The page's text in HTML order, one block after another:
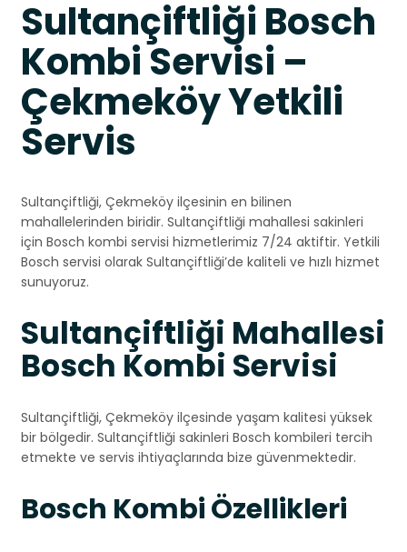
Sultançiftliği Bosch
Kombi Servisi –
Çekmeköy Yetkili
Servis
Sultançiftliği, Çekmeköy ilçesinin en bilinen
mahallelerinden biridir. Sultançiftliği mahallesi sakinleri
için Bosch kombi servisi hizmetlerimiz 7/24 aktiftir. Yetkili
Bosch servisi olarak Sultançiftliği’de kaliteli ve hızlı hizmet
sunuyoruz.
Sultançiftliği Mahallesi
Bosch Kombi Servisi
Sultançiftliği, Çekmeköy ilçesinde yaşam kalitesi yüksek
bir bölgedir. Sultançiftliği sakinleri Bosch kombileri tercih
etmekte ve servis ihtiyaçlarında bize güvenmektedir.
Bosch Kombi Özellikleri